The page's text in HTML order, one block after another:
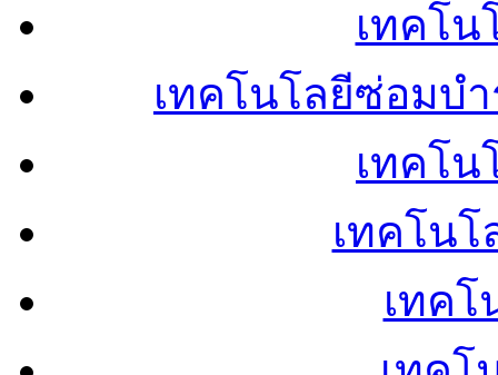
เทคโน
เทคโนโลยีซ่อมบ
เทคโน
เทคโน
เทคโ